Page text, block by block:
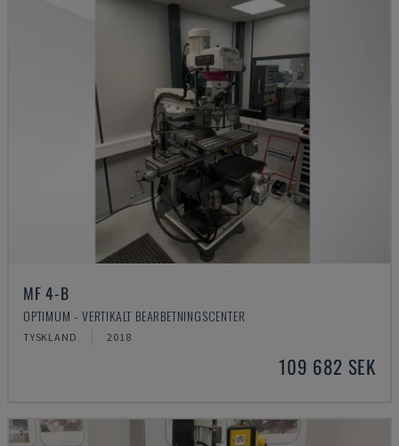
MF 4-B
OPTIMUM - VERTIKALT BEARBETNINGSCENTER
TYSKLAND 2018
109 682 SEK